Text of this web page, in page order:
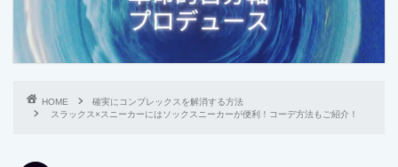
HOME
確実にコンプレックスを解消する方法
スラックス×スニーカーにはソックスニーカーが便利！コーデ方法もご紹介！